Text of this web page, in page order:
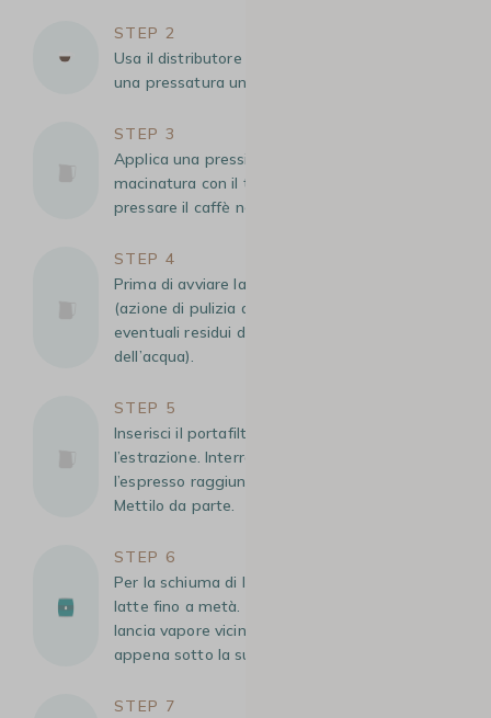
STEP 2
Usa il distributore di macinato per ottenere
una pressatura uniforme (2-3 giri).
STEP 3
Applica una pressione di 15-20 kg sulla
macinatura con il tuo tamper, per ben
pressare il caffè nel portafiltro.
STEP 4
Prima di avviare la macchina, esegui un flush
(azione di pulizia del filtro per rimuovere
eventuali residui di caffè e svuotare il gruppo
dell’acqua).
STEP 5
Inserisci il portafiltro nel gruppo e avvia
l’estrazione. Interrompi l’estrazione quando
l’espresso raggiunge un peso di 28-42 g.
Mettilo da parte.
STEP 6
Per la schiuma di latte, riempi un bricco per
latte fino a metà. Posiziona la punta della
lancia vapore vicino al beccuccio del bricco,
appena sotto la superficie del latte.
STEP 7